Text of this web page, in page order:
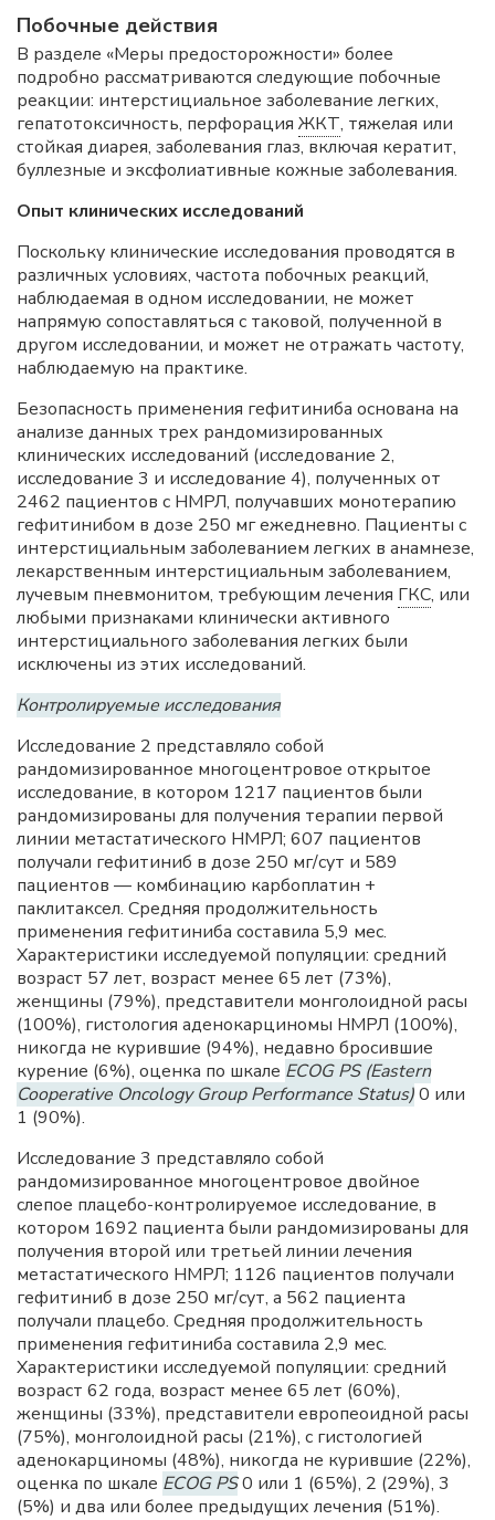
Побочные действия
В разделе «Меры предосторожности» более
подробно рассматриваются следующие побочные
реакции: интерстициальное заболевание легких,
гепатотоксичность, перфорация ЖКТ, тяжелая или
стойкая диарея, заболевания глаз, включая кератит,
буллезные и эксфолиативные кожные заболевания.
Опыт клинических исследований
Поскольку клинические исследования проводятся в
различных условиях, частота побочных реакций,
наблюдаемая в одном исследовании, не может
напрямую сопоставляться с таковой, полученной в
другом исследовании, и может не отражать частоту,
наблюдаемую на практике.
Безопасность применения гефитиниба основана на
анализе данных трех рандомизированных
клинических исследований (исследование 2,
исследование 3 и исследование 4), полученных от
2462 пациентов с НМРЛ, получавших монотерапию
гефитинибом в дозе 250 мг ежедневно. Пациенты с
интерстициальным заболеванием легких в анамнезе,
лекарственным интерстициальным заболеванием,
лучевым пневмонитом, требующим лечения ГКС, или
любыми признаками клинически активного
интерстициального заболевания легких были
исключены из этих исследований.
Контролируемые исследования
Исследование 2 представляло собой
рандомизированное многоцентровое открытое
исследование, в котором 1217 пациентов были
рандомизированы для получения терапии первой
линии метастатического НМРЛ; 607 пациентов
получали гефитиниб в дозе 250 мг/сут и 589
пациентов — комбинацию карбоплатин +
паклитаксел. Средняя продолжительность
применения гефитиниба составила 5,9 мес.
Характеристики исследуемой популяции: средний
возраст 57 лет, возраст менее 65 лет (73%),
женщины (79%), представители монголоидной расы
(100%), гистология аденокарциномы НМРЛ (100%),
никогда не курившие (94%), недавно бросившие
курение (6%), оценка по шкале ECOG PS (Eastern
Cooperative Oncology Group Performance Status)0 или
1 (90%).
Исследование 3 представляло собой
рандомизированное многоцентровое двойное
слепое плацебо-контролируемое исследование, в
котором 1692 пациента были рандомизированы для
получения второй или третьей линии лечения
метастатического НМРЛ; 1126 пациентов получали
гефитиниб в дозе 250 мг/сут, а 562 пациента
получали плацебо. Средняя продолжительность
применения гефитиниба составила 2,9 мес.
Характеристики исследуемой популяции: средний
возраст 62 года, возраст менее 65 лет (60%),
женщины (33%), представители европеоидной расы
(75%), монголоидной расы (21%), с гистологией
аденокарциномы (48%), никогда не курившие (22%),
оценка по шкале ECOG PS0 или 1 (65%), 2 (29%), 3
(5%) и два или более предыдущих лечения (51%).